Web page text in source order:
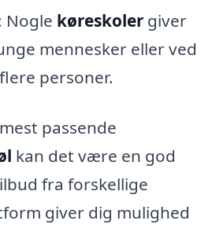
Nogle køreskolergiver
mennesker eller ved
personer.
passende
kan det være en god
fra forskellige
giver dig mulighed